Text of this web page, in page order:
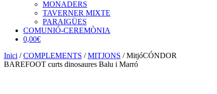
MONADERS
TAVERNER MIXTE
PARAIGÜES
COMUNIÓ-CEREMÒNIA
0,00€
Inici /COMPLEMENTS /MITJONS / MitjóCÓNDOR
BAREFOOT curts dinosaures Balu i Marró